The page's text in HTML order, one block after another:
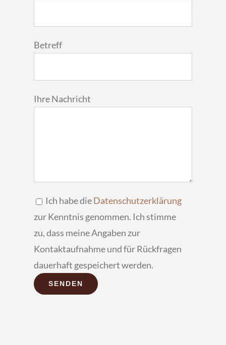
Betreff
Ihre Nachricht
Ich habe dieDatenschutzerklärung
zur Kenntnis genommen. Ich stimme
zu, dass meine Angaben zur
Kontaktaufnahme und für Rückfragen
dauerhaft gespeichert werden.